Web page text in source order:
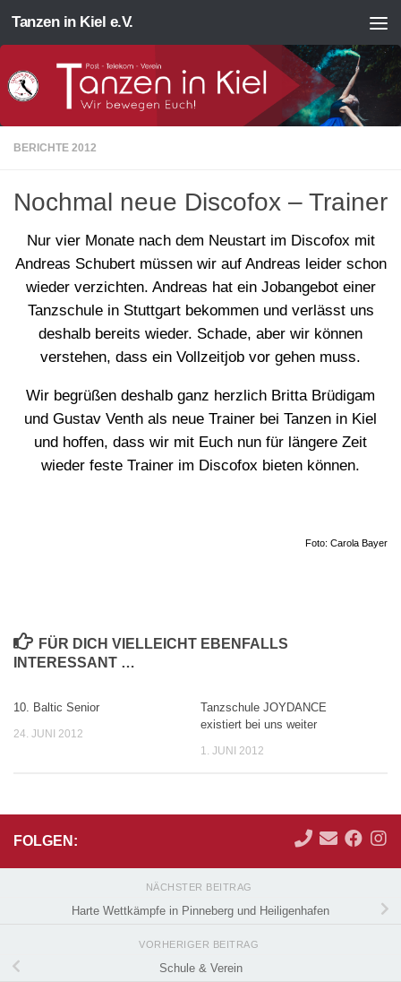
Zum Inhalt springen
Tanzen in Kiel e.V.
BERICHTE 2012
Nochmal neue Discofox – Trainer
Nur vier Monate nach dem Neustart im Discofox mit
Andreas Schubert müssen wir auf Andreas leider schon
wieder verzichten. Andreas hat ein Jobangebot einer
Tanzschule in Stuttgart bekommen und verlässt uns
deshalb bereits wieder. Schade, aber wir können
verstehen, dass ein Vollzeitjob vor gehen muss.
Wir begrüßen deshalb ganz herzlich Britta Brüdigam
und Gustav Venth als neue Trainer bei Tanzen in Kiel
und hoffen, dass wir mit Euch nun für längere Zeit
wieder feste Trainer im Discofox bieten können.
Foto: Carola Bayer
FÜR DICH VIELLEICHT EBENFALLS
INTERESSANT …
10. Baltic Senior
24. JUNI 2012
Tanzschule JOYDANCE
existiert bei uns weiter
1. JUNI 2012
FOLGEN:
NÄCHSTER BEITRAG
Harte Wettkämpfe in Pinneberg und Heiligenhafen
VORHERIGER BEITRAG
Schule & Verein